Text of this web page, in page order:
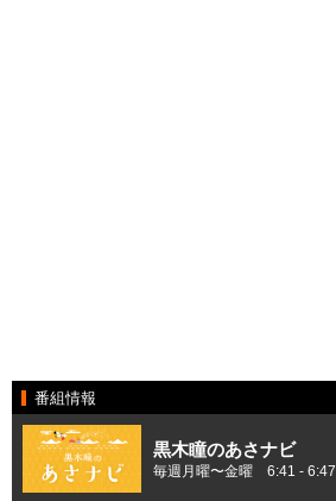
番組情報
黒木瞳のあさナビ
毎週月曜〜金曜 6:41 - 6:47